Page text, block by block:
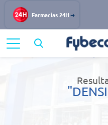
Farmacias 24H
Resultados de búsqueda